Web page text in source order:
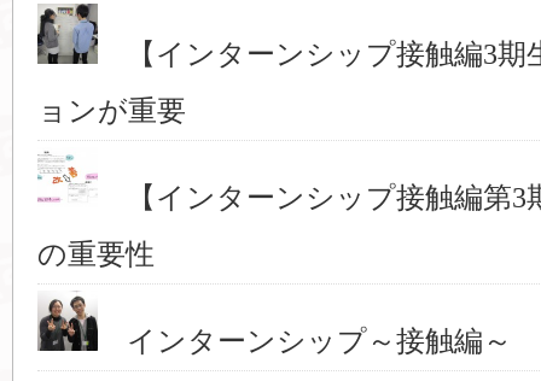
【インターンシップ接触編3期
ョンが重要
【インターンシップ接触編第3
の重要性
インターンシップ～接触編